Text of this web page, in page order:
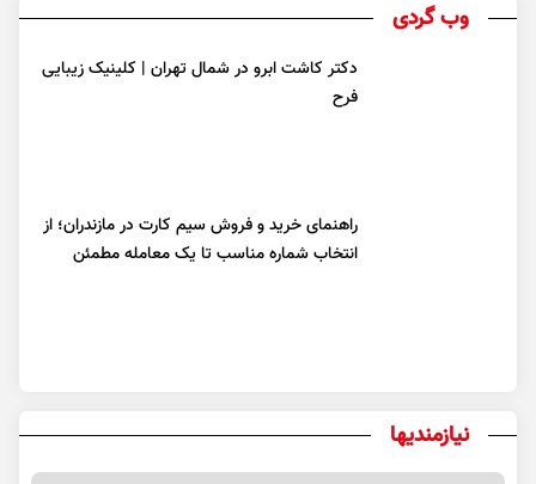
وب گردی
دکتر کاشت ابرو در شمال تهران | کلینیک زیبایی
فرح
راهنمای خرید و فروش سیم کارت در مازندران؛ از
انتخاب شماره مناسب تا یک معامله مطمئن
نیازمندیها